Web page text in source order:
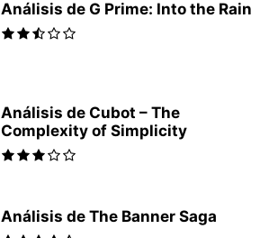
Análisis de G Prime: Into the Rain
Análisis de Cubot – The
Complexity of Simplicity
Análisis de The Banner Saga